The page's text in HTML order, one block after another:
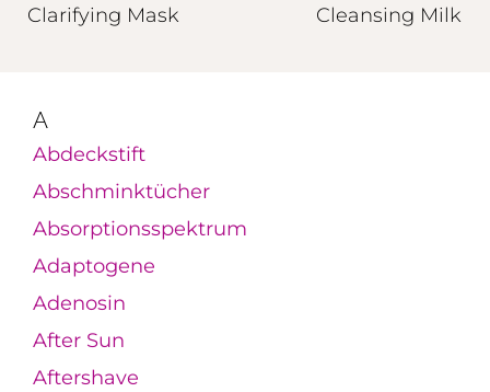
Clarifying Mask Cleansing Milk
A
Abdeckstift
Abschminktücher
Absorptionsspektrum
Adaptogene
Adenosin
After Sun
Aftershave